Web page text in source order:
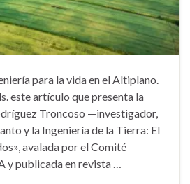
para la vida en el Altiplano.
este artículo que presenta la
Troncoso —investigador,
y la Ingeniería de la Tierra: El
avalada por el Comité
y publicada en revista …